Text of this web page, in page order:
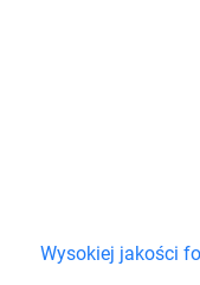
Wysokiej jakości